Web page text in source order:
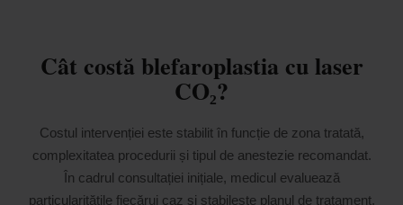
Cât costă blefaroplastia cu laser
CO₂?
Costul intervenției este stabilit în funcție de zona tratată,
complexitatea procedurii și tipul de anestezie recomandat.
În cadrul consultației inițiale, medicul evaluează
particularitățile fiecărui caz și stabilește planul de tratament,